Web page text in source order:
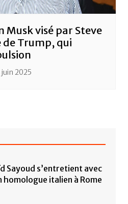
Musk visé par Steve
de Trump, qui
juin 2025
Sayoud s’entretient avec
homologue italien à Rome